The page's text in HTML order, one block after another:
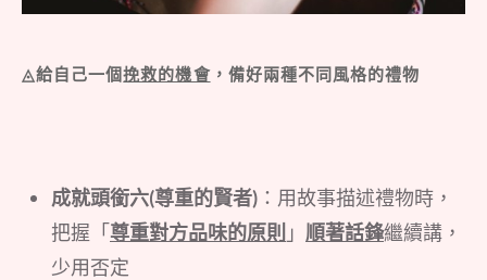
◬給自己一個挽救的機會，備好兩種不同風格的禮物
成就頭銜六(尊重的賢者) ：用故事描述禮物時，
把握「尊重對方品味的原則 」 順著話鋒繼續講，
少用否定